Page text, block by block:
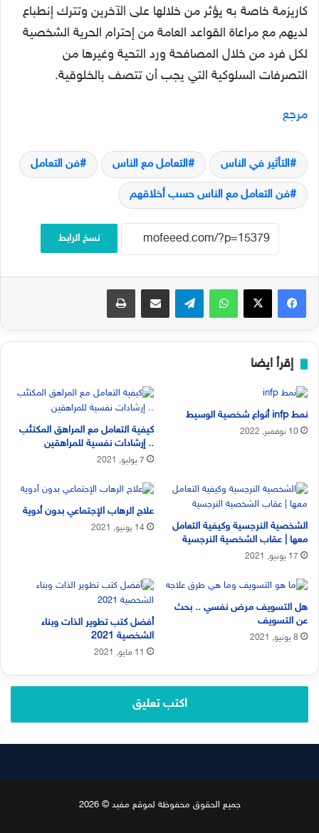
كاريزمة خاصة به يؤثر من خلالها على الآخرين وتترك إنطباع
لديهم مع مراعاة القواعد العامة من إحترام الحرية الشخصية
لكل فرد من خلال المصافحة ورد التحية وغيرها من
التصرفات السلوكية التي يجب أن تتصف بالخلوقية.
مرجع
التأثير في الناس التعامل مع الناس فن التعامل
فن التعامل مع الناس حسب أخلاقهم
نسخ الرابط
فيسبوك‫X واتساب تيلقرام مشاركة عبر البريد طباعة
إقرأ ايضا
نمط infp أنواع شخصية الوسيط
10 نوفمبر, 2022
كيفية التعامل مع المراهق المكتئب
.. إرشادات نفسية للمراهقين
7 يوليو, 2021
الشخصية النرجسية وكيفية التعامل
معها | عقاب الشخصية النرجسية
17 يونيو, 2021
علاج الرهاب الإجتماعي بدون أدوية
14 يونيو, 2021
هل التسويف مرض نفسي .. بحث
عن التسويف
8 يونيو, 2021
أفضل كتب تطوير الذات وبناء
الشخصية 2021
11 مايو, 2021
اكتب تعليق
جميع الحقوق محفوظة لموقع مفيد © 2026